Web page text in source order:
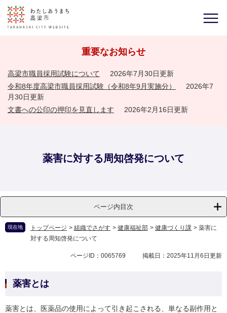
重要なお知らせ
高梁市職員採用試験について
2026年7月30日更新
令和8年度高梁市職員採用試験（令和8年9月実施分）
2026年7
月30日更新
文書への公印の押印を見直します
2026年2月16日更新
薬害に対する周知啓発について
ページ内目次
現在地 トップページ > 組織でさがす > 健康福祉部 > 健康づくり課 > 薬害に
対する周知啓発について
ページID：0065769 掲載日：2025年11月6日更新
薬害とは
薬害とは、医薬品の使用によって引き起こされる、単なる副作用と